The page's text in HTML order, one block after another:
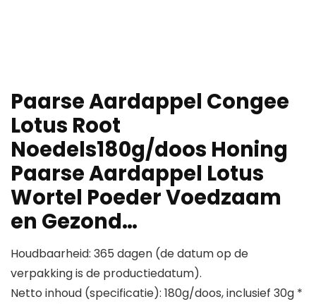
Paarse Aardappel Congee
Lotus Root
Noedels180g/doos Honing
Paarse Aardappel Lotus
Wortel Poeder Voedzaam
en Gezond…
Houdbaarheid: 365 dagen (de datum op de
verpakking is de productiedatum).
Netto inhoud (specificatie): 180g/doos, inclusief 30g *